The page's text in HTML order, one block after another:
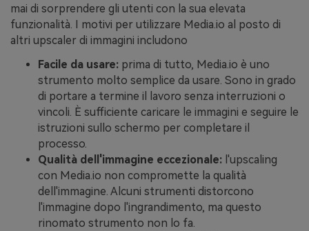
mai di sorprendere gli utenti con la sua elevata
funzionalità. I motivi per utilizzare Media.io al posto di
altri upscaler di immagini includono
Facile da usare: prima di tutto, Media.io è uno
strumento molto semplice da usare. Sono in grado
di portare a termine il lavoro senza interruzioni o
vincoli. È sufficiente caricare le immagini e seguire le
istruzioni sullo schermo per completare il
processo.
Qualità dell'immagine eccezionale: l'upscaling
con Media.io non compromette la qualità
dell'immagine. Alcuni strumenti distorcono
l'immagine dopo l'ingrandimento, ma questo
rinomato strumento non lo fa.